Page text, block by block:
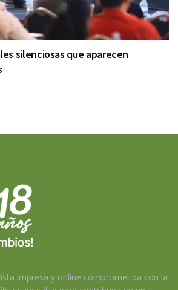
silenciosas que aparecen
impresa y online comprometida con la